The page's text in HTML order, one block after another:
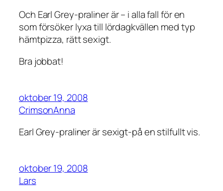
Och Earl Grey-praliner är – i alla fall för en
som försöker lyxa till lördagkvällen med typ
hämtpizza, rätt sexigt.
Bra jobbat!
oktober 19, 2008
CrimsonAnna
Earl Grey-praliner är sexigt-på en stilfullt vis.
oktober 19, 2008
Lars